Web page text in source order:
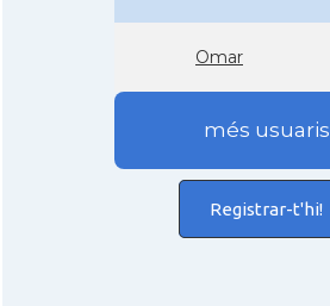
Omar
més usuaris
Registrar-t'hi!